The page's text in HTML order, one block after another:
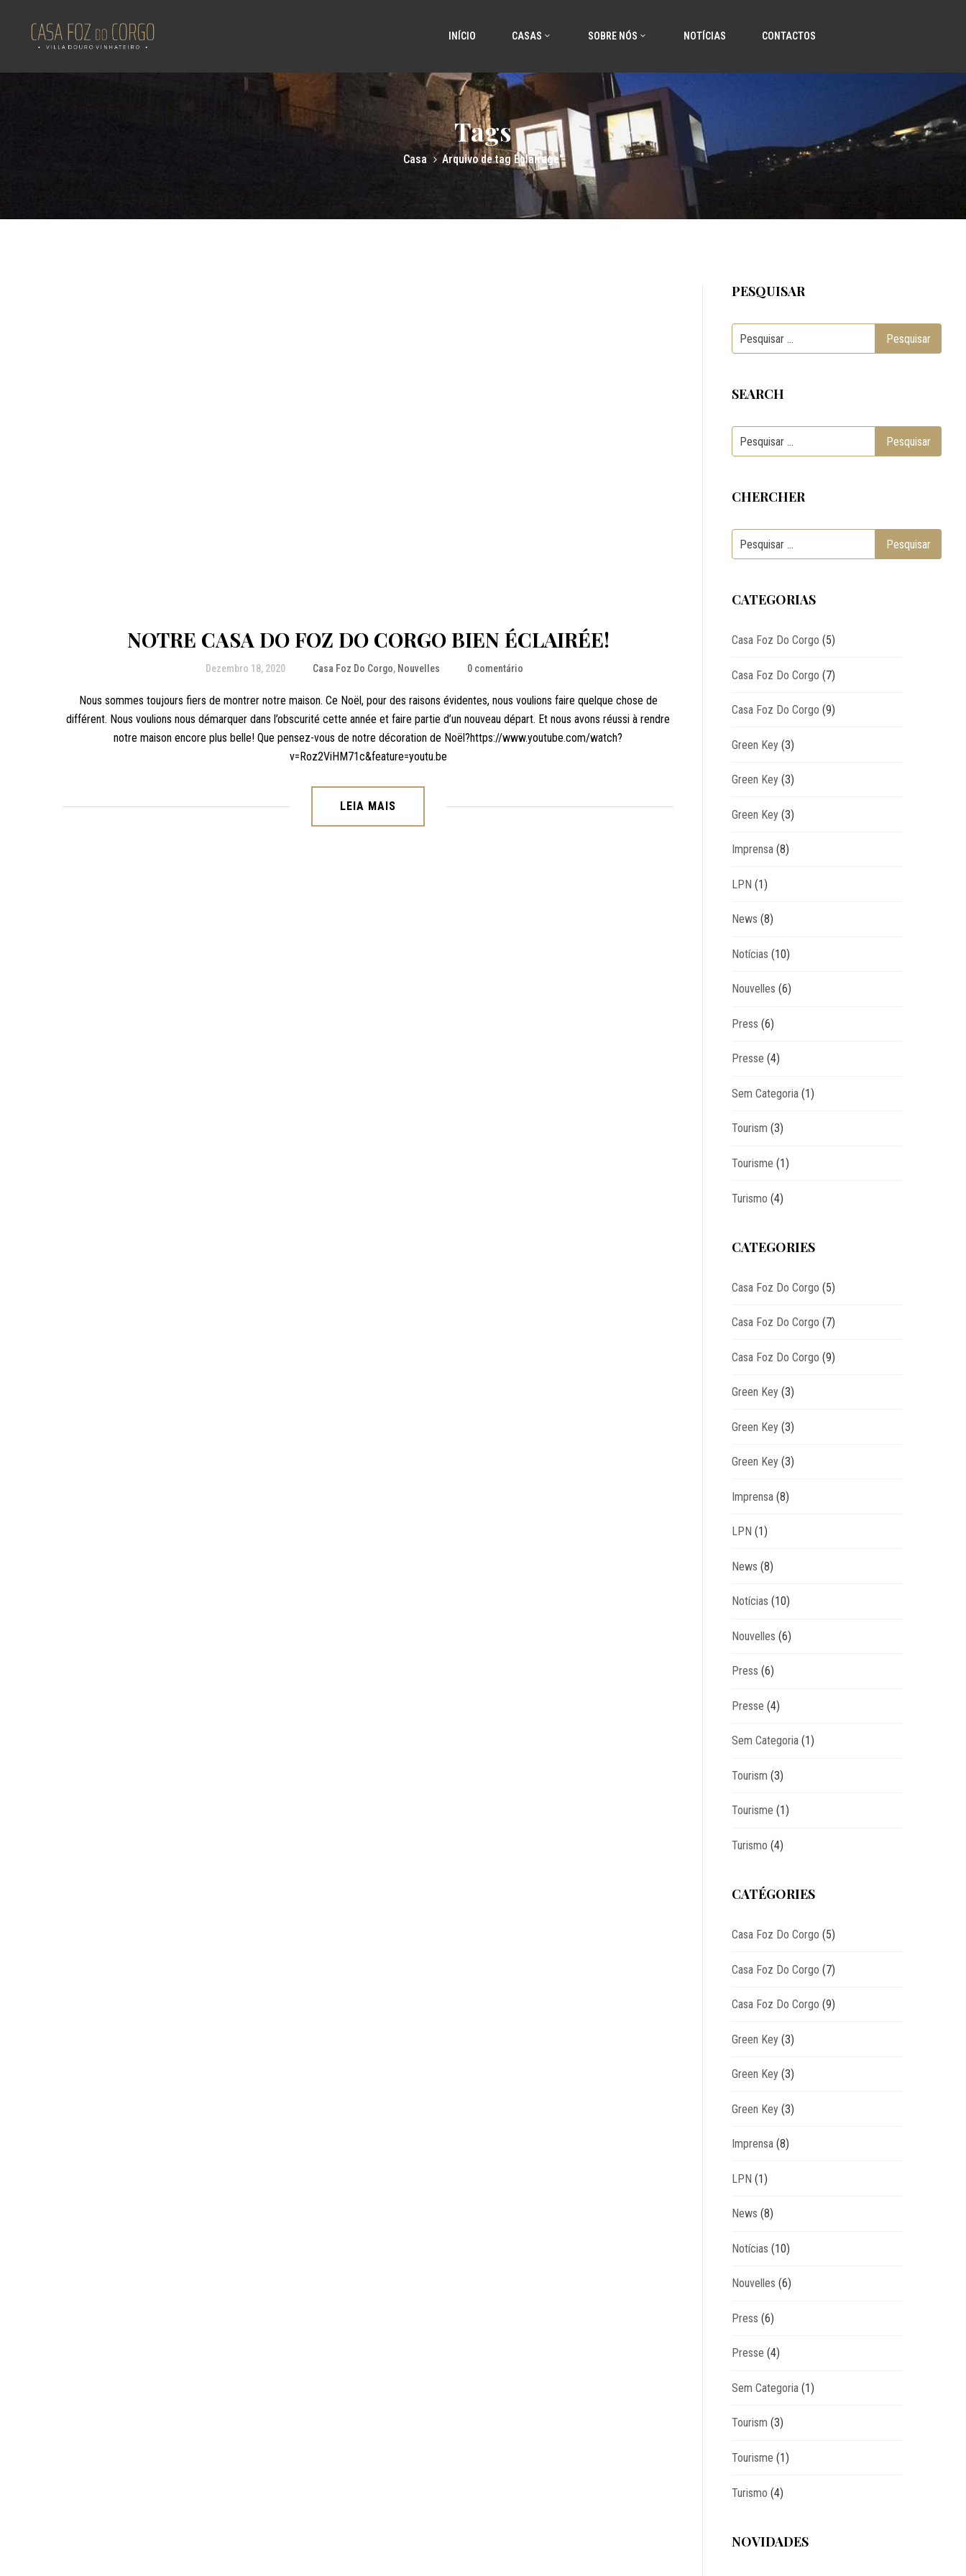
INÍCIO CASAS SOBRE NÓS NOTÍCIAS CONTACTOS
Tags
Casa Arquivo de tag Éclairage"
NOTRE CASA DO FOZ DO CORGO BIEN ÉCLAIRÉE!
Dezembro 18, 2020 Casa Foz Do Corgo, Nouvelles 0 comentário
Nous sommes toujours fiers de montrer notre maison. Ce Noël, pour des raisons évidentes, nous voulions faire quelque chose de
différent. Nous voulions nous démarquer dans l’obscurité cette année et faire partie d’un nouveau départ. Et nous avons réussi à rendre
notre maison encore plus belle! Que pensez-vous de notre décoration de Noël?https://www.youtube.com/watch?
v=Roz2ViHM71c&feature=youtu.be
LEIA MAIS
PESQUISAR
SEARCH
CHERCHER
CATEGORIAS
Casa Foz Do Corgo (5)
Casa Foz Do Corgo (7)
Casa Foz Do Corgo (9)
Green Key (3)
Green Key (3)
Green Key (3)
Imprensa (8)
LPN (1)
News (8)
Notícias (10)
Nouvelles (6)
Press (6)
Presse (4)
Sem Categoria (1)
Tourism (3)
Tourisme (1)
Turismo (4)
CATEGORIES
Casa Foz Do Corgo (5)
Casa Foz Do Corgo (7)
Casa Foz Do Corgo (9)
Green Key (3)
Green Key (3)
Green Key (3)
Imprensa (8)
LPN (1)
News (8)
Notícias (10)
Nouvelles (6)
Press (6)
Presse (4)
Sem Categoria (1)
Tourism (3)
Tourisme (1)
Turismo (4)
CATÉGORIES
Casa Foz Do Corgo (5)
Casa Foz Do Corgo (7)
Casa Foz Do Corgo (9)
Green Key (3)
Green Key (3)
Green Key (3)
Imprensa (8)
LPN (1)
News (8)
Notícias (10)
Nouvelles (6)
Press (6)
Presse (4)
Sem Categoria (1)
Tourism (3)
Tourisme (1)
Turismo (4)
NOVIDADES